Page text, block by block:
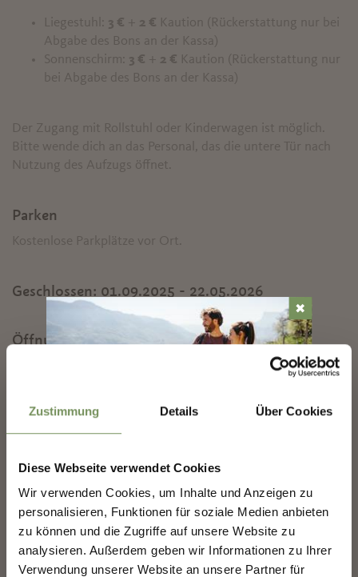
Zustimmung Details Über Cookies
Diese Webseite verwendet Cookies
Wir verwenden Cookies, um Inhalte und Anzeigen zu
personalisieren, Funktionen für soziale Medien anbieten
zu können und die Zugriffe auf unsere Website zu
analysieren. Außerdem geben wir Informationen zu Ihrer
Verwendung unserer Website an unsere Partner für
Liegestuhl: 3 € + 2 € Kaution (Rückerstattung nur bei
Abgabe des Bons an der Kassa)
Sonnenschirm: 3 € + 2 € Kaution (Rückerstattung nur
bei Abgabe des Bons an der Kassa)
Der Zugang mit Rollstuhl oder Kinderwagen ist möglich.
Bitte wende dich an das Personal, das die untere Tür nach
Nutzung des Aufzugs öffnet.
Parken
Kostenlose Parkplätze vor Ort.
Geschlossen: 01.09.2025 - 22.05.2026
Öffnungszeiten:23.05.2026 - 05.09.2026
Sa
So
Kontakt
Alte Straße 12
39017 Schenna
info@lidoschenna.it
www.lidoschenna.it
T+39 327 2299690
✖
Entdecke das Beste von Marling!🌄
Melde dich jetzt für unseren Newsletter an und sei
der Erste, der über exklusive Angebote, besondere
Veranstaltungen und versteckte Tipps für den
nächsten Besuch in Marling informiert wird!